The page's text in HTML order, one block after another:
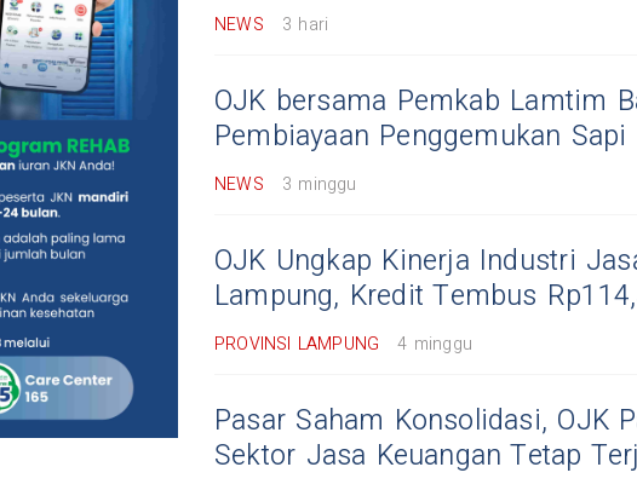
NEWS 3 hari
OJK bersama Pemkab Lamtim
Pembiayaan Penggemukan
NEWS 3 minggu
OJK Ungkap Kinerja Industri
Lampung, Kredit Tembus
PROVINSI LAMPUNG 4 minggu
Pasar Saham Konsolidasi, OJK
Sektor Jasa Keuangan Tetap